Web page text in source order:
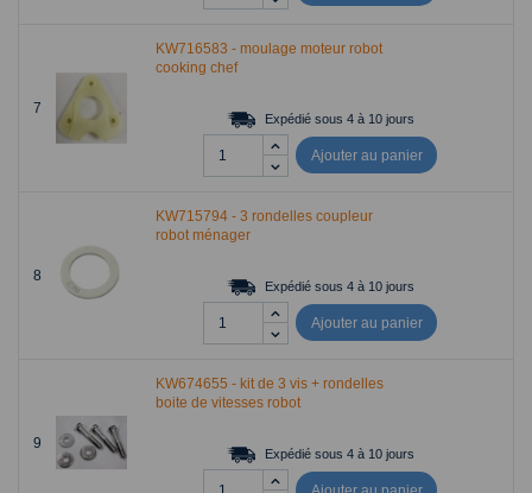
7
KW716583 - moulage moteur robot
cooking chef
Expédié sous 4 à 10 jours
Ajouter au panier
8
KW715794 - 3 rondelles coupleur
robot ménager
Expédié sous 4 à 10 jours
Ajouter au panier
9
KW674655 - kit de 3 vis + rondelles
boite de vitesses robot
Expédié sous 4 à 10 jours